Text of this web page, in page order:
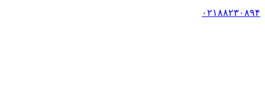
۰۲۱۸۸۲۳۰۸۹۴